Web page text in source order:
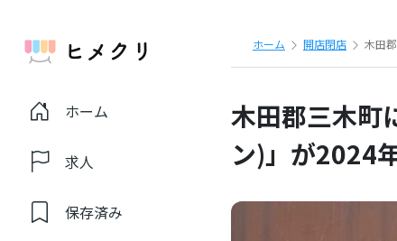
ホーム
求人
保存済み
ホーム 開店閉店 木田
木田郡三木町
ン)」が2024